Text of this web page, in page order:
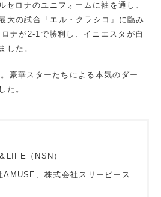
セロナのユニフォームに袖を通し、
大の試合「エル・クラシコ」に臨み
ナが2‐1で勝利し、イニエスタが自
した。
豪華スターたちによる本気のダー
た。
LIFE（NSN）
AMUSE、株式会社スリーピース